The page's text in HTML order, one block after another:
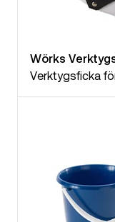
Wörks
Verktygsficka